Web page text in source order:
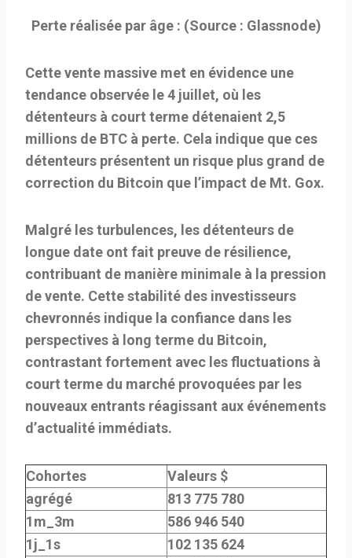
Perte réalisée par âge : (Source : Glassnode)
Cette vente massive met en évidence une
tendance observée le 4 juillet, où les
détenteurs à court terme détenaient 2,5
millions de BTC à perte. Cela indique que ces
détenteurs présentent un risque plus grand de
correction du Bitcoin que l’impact de Mt. Gox.
Malgré les turbulences, les détenteurs de
longue date ont fait preuve de résilience,
contribuant de manière minimale à la pression
de vente. Cette stabilité des investisseurs
chevronnés indique la confiance dans les
perspectives à long terme du Bitcoin,
contrastant fortement avec les fluctuations à
court terme du marché provoquées par les
nouveaux entrants réagissant aux événements
d’actualité immédiats.
Cohortes
Valeurs $
agrégé
813 775 780
1m_3m
586 946 540
1j_1s
102 135 624